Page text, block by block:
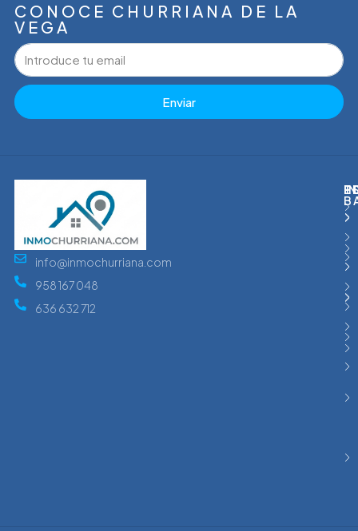
CONOCE CHURRIANA DE LA
VEGA
Enviar
info@inmochurriana.com
958 167 048
636 632 712